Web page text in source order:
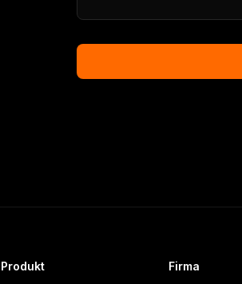
Produkt Firma